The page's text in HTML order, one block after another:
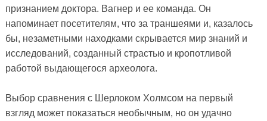
признанием доктора. Вагнер и ее команда. Он
напоминает посетителям, что за траншеями и, казалось
бы, незаметными находками скрывается мир знаний и
исследований, созданный страстью и кропотливой
работой выдающегося археолога.
Выбор сравнения с Шерлоком Холмсом на первый
взгляд может показаться необычным, но он удачно